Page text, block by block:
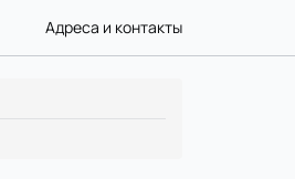
Адреса и контакты